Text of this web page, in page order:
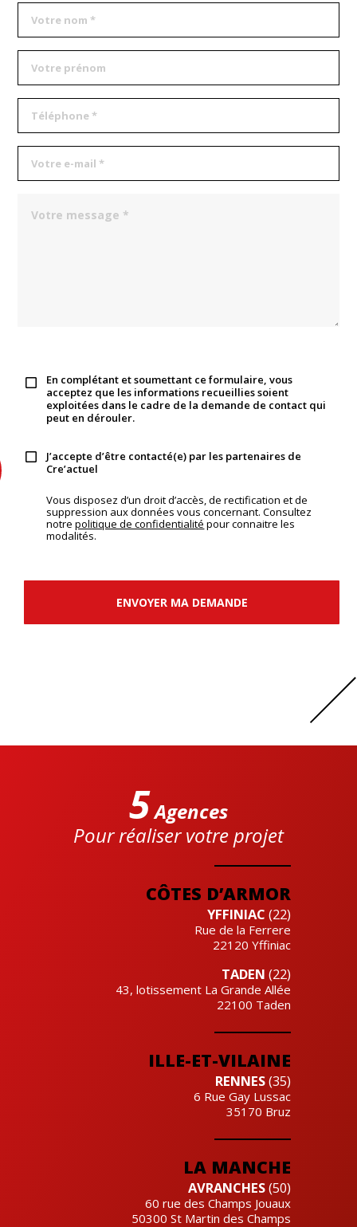
En complétant et soumettant ce formulaire, vous
acceptez que les informations recueillies soient
exploitées dans le cadre de la demande de contact qui
peut en dérouler.
J’accepte d’être contacté(e) par les partenaires de
Cre’actuel
Vous disposez d’un droit d’accès, de rectification et de
suppression aux données vous concernant. Consultez
notrepolitique de confidentialité pour connaitre les
modalités.
ENVOYER MA DEMANDE
CÔTES D’ARMOR
YFFINIAC (22)
Rue de la Ferrere
22120 Yffiniac
TADEN (22)
43, lotissement La Grande Allée
22100 Taden
ILLE-ET-VILAINE
RENNES(35)
6 Rue Gay Lussac
35170 Bruz
LA MANCHE
AVRANCHES(50)
60 rue des Champs Jouaux
50300 St Martin des Champs
5Agences
Pour réaliser votre projet